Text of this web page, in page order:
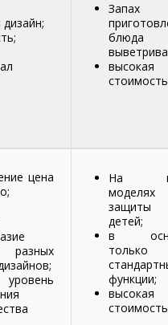
Запах
блюда
высокая
стоимость
цена
разных
На
детей;
в
только
функции;
высокая
стоимость